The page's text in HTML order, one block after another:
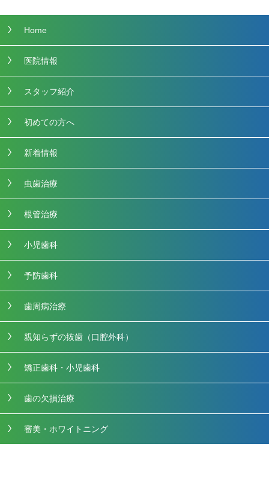
Home
医院情報
スタッフ紹介
初めての方へ
新着情報
虫歯治療
根管治療
小児歯科
予防歯科
歯周病治療
親知らずの抜歯（口腔外科）
矯正歯科・小児歯科
歯の欠損治療
審美・ホワイトニング